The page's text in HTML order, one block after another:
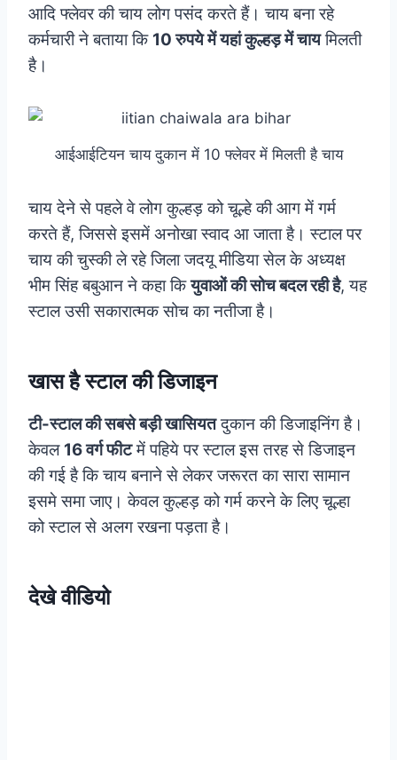
आदि फ्लेवर की चाय लोग पसंद करते हैं। चाय बना रहे
कर्मचारी ने बताया कि 10 रुपये में यहां कुल्हड़ में चायमिलती
है।
आईआईटियन चाय दुकान में 10 फ्लेवर में मिलती है चाय
चाय देने से पहले वे लोग कुल्हड़ को चूल्हे की आग में गर्म
करते हैं, जिससे इसमें अनोखा स्वाद आ जाता है। स्टाल पर
चाय की चुस्की ले रहे जिला जदयू मीडिया सेल के अध्यक्ष
भीम सिंह बबुआन ने कहा कियुवाओं की सोच बदल रही है, यह
स्टाल उसी सकारात्मक सोच का नतीजा है।
खास है स्टाल की डिजाइन
टी-स्टाल की सबसे बड़ी खासियतदुकान की डिजाइनिंग है।
केवल 16 वर्ग फीटमें पहिये पर स्टाल इस तरह से डिजाइन
की गई है कि चाय बनाने से लेकर जरूरत का सारा सामान
इसमे समा जाए। केवल कुल्हड़ को गर्म करने के लिए चूल्हा
को स्टाल से अलग रखना पड़ता है।
देखे वीडियो